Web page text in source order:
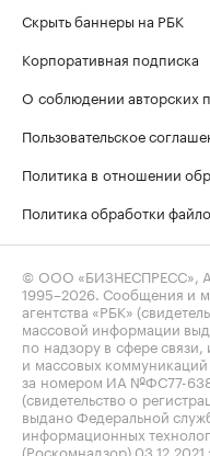
Скрыть баннеры на РБК
Корпоративная подписка
О соблюдении авторских
Пользовательское
Политика в отношении
Политика обработки
© ООО «БИЗНЕСПРЕСС»,
1995–2026 . Сообщения и
агентства «РБК»
массовой информации
по надзору в сфере
и массовых
за номером ИА №ФС77-
(свидетельство о
выдано Федеральной
информационных
(Роскомнадзор)